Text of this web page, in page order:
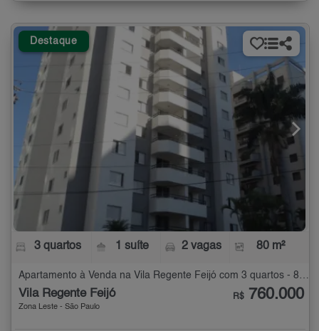
Destaque
3 quartos 1 suíte 2 vagas 80 m²
Vila Regente Feijó
Zona Leste - São Paulo
R$ 760.000